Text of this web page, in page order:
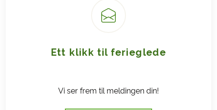
Ett klikk til ferieglede
Vi ser frem til meldingen din!